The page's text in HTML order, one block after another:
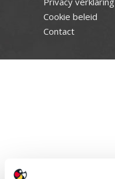
Cookie beleid
Contact